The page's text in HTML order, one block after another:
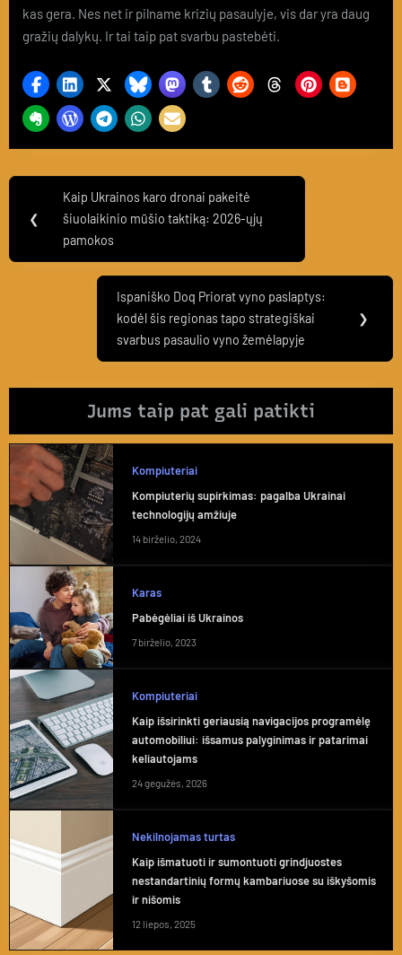
kas gera. Nes net ir pilname krizių pasaulyje, vis dar yra daug
gražių dalykų. Ir tai taip pat svarbu pastebėti.
Navigacija
tarp
įrašų
❮
Previous
Post:
Kaip Ukrainos karo dronai pakeitė
šiuolaikinio mūšio taktiką: 2026-ųjų
pamokos
Next
Post:
Ispaniško Doq Priorat vyno paslaptys:
kodėl šis regionas tapo strategiškai
svarbus pasaulio vyno žemėlapyje
❯
Jums taip pat gali patikti
Kompiuteriai
Kompiuterių supirkimas: pagalba Ukrainai
technologijų amžiuje
14 birželio, 2024
Karas
Pabėgėliai iš Ukrainos
7 birželio, 2023
Kompiuteriai
Kaip išsirinkti geriausią navigacijos programėlę
automobiliui: išsamus palyginimas ir patarimai
keliautojams
24 gegužės, 2026
Nekilnojamas turtas
Kaip išmatuoti ir sumontuoti grindjuostes
nestandartinių formų kambariuose su iškyšomis
ir nišomis
12 liepos, 2025